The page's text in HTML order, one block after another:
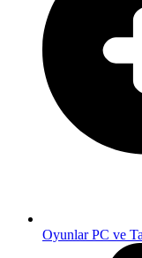
OyunlarPC ve